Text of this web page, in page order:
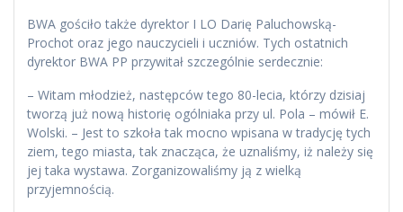
BWA gościło także dyrektor I LO Darię Paluchowską-
Prochot oraz jego nauczycieli i uczniów. Tych ostatnich
dyrektor BWA PP przywitał szczególnie serdecznie:
– Witam młodzież, następców tego 80-lecia, którzy dzisiaj
tworzą już nową historię ogólniaka przy ul. Pola – mówił E.
Wolski. – Jest to szkoła tak mocno wpisana w tradycję tych
ziem, tego miasta, tak znacząca, że uznaliśmy, iż należy się
jej taka wystawa. Zorganizowaliśmy ją z wielką
przyjemnością.